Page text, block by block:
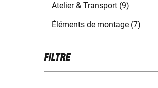
Atelier & Transport (9)
Éléments de montage (7)
FILTRE